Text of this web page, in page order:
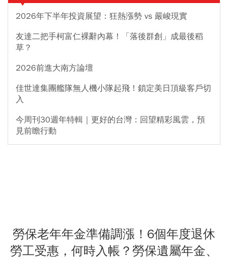
2026年下半年投資展望：狂熱漲勢 vs 嚴峻現實
友達二把手柯富仁裸辭內幕！「落後群創」成最後稻
草？
2026前進大南方論壇
佳世達集團艦隊無人機小隊起飛！鎖定美日頂級客戶切
入
今周刊30週年特輯｜更好的台灣：回望精彩風雲，預
見前瞻行動
勞保老年年金準備調漲！6個年度退休
勞工受惠，何時入帳？勞保遺屬年金、